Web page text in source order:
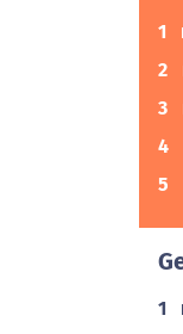
1
2
3
4
5
1